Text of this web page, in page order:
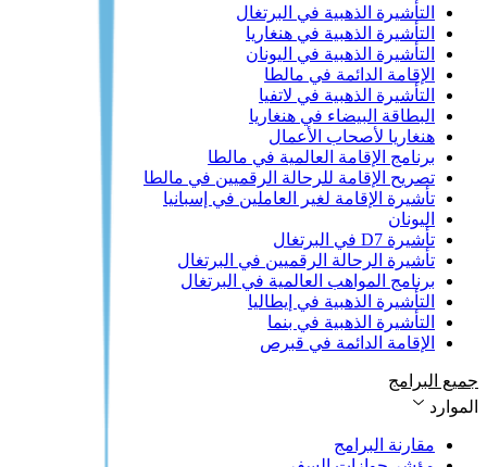
التأشيرة الذهبية في البرتغال
التأشيرة الذهبية في هنغاريا
التأشيرة الذهبية في اليونان
الإقامة الدائمة في مالطا
التأشيرة الذهبية في لاتفيا
البطاقة البيضاء في هنغاريا
هنغاريا لأصحاب الأعمال
برنامج الإقامة العالمية في مالطا
تصريح الإقامة للرحالة الرقميين في مالطا
تأشيرة الإقامة لغير العاملين في إسبانيا
اليونان
تأشيرة D7 في البرتغال
تأشيرة الرحالة الرقميين في البرتغال
برنامج المواهب العالمية في البرتغال
التأشيرة الذهبية في إيطاليا
التأشيرة الذهبية في بنما
الإقامة الدائمة في قبرص
جميع البرامج
الموارد
مقارنة البرامج